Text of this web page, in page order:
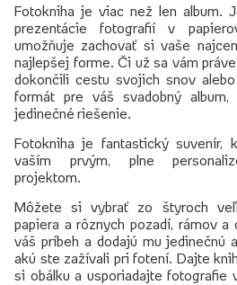
Fotokniha je viac než len album.
prezentácie fotografií v
umožňuje zachovať si vaše
najlepšej forme. Či už sa vám
dokončili cestu svojich snov
formát pre váš svadobný
jedinečné riešenie.
Fotokniha je fantastický suvenír,
vaším prvým, plne
projektom.
Môžete si vybrať zo štyroch
papiera a rôznych pozadí, rámov a
váš príbeh a dodajú mu jedinečnú
akú ste zažívali pri fotení. Dajte
si obálku a usporiadajte fotografie